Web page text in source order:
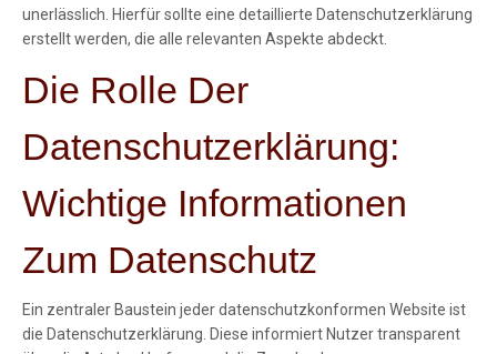
unerlässlich. Hierfür sollte eine detaillierte Datenschutzerklärung
erstellt werden, die alle relevanten Aspekte abdeckt.
Die Rolle Der
Datenschutzerklärung:
Wichtige Informationen
Zum Datenschutz
Ein zentraler Baustein jeder datenschutzkonformen Website ist
die Datenschutzerklärung. Diese informiert Nutzer transparent